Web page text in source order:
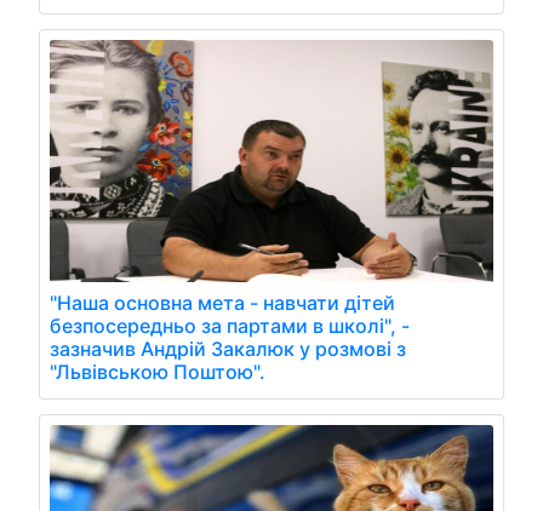
"Наша основна мета - навчати дітей
безпосередньо за партами в школі", -
зазначив Андрій Закалюк у розмові з
"Львівською Поштою".